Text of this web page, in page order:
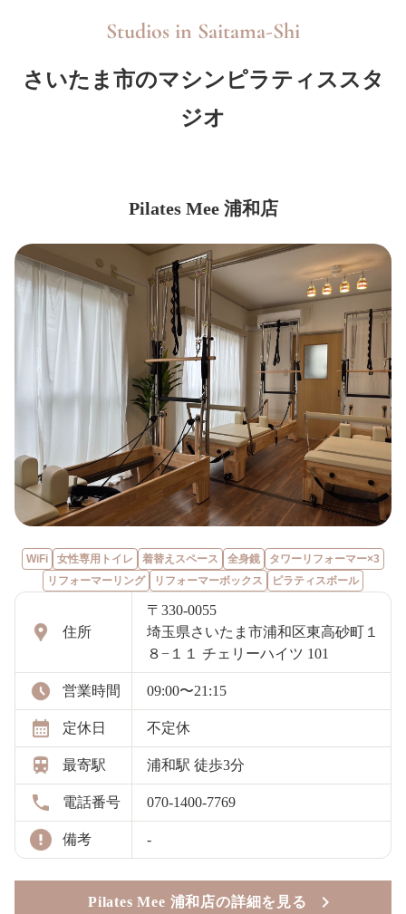
Studios in Saitama-Shi
さいたま市のマシンピラティススタ
ジオ
Pilates Mee 浦和店
WiFi 女性専用トイレ 着替えスペース 全身鏡
タワーリフォーマー×3
リフォーマーリング
リフォーマーボックス ピラティスボール
住所
〒330-0055
埼玉県さいたま市浦和区東高砂町１
８−１１ チェリーハイツ 101
営業時間 09:00〜21:15
定休日 不定休
最寄駅 浦和駅 徒歩3分
電話番号 070-1400-7769
備考 -
Pilates Mee 浦和店の詳細を見る